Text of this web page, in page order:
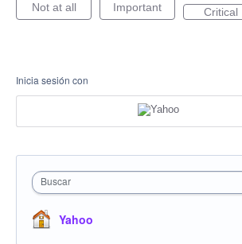
Not at all Important Critical
Inicia sesión con
Buscar
Yahoo